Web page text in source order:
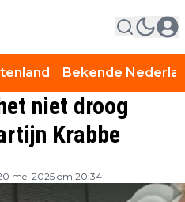
Bekende
niet droog
Krabbe
mei 2025 om 20:34